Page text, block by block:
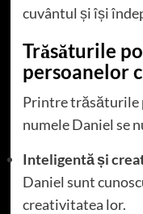
cuvântul și își
Trăsăturile
persoanelor
Printre trăsăturile
numele Daniel se
Inteligentă și
Daniel sunt
creativitatea lor.